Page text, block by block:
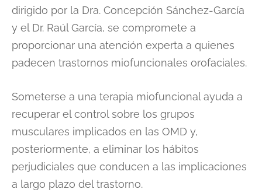
dirigido por la Dra. Concepción Sánchez-García
y el Dr. Raúl García, se compromete a
proporcionar una atención experta a quienes
padecen trastornos miofuncionales orofaciales.
Someterse a una terapia miofuncional ayuda a
recuperar el control sobre los grupos
musculares implicados en las OMD y,
posteriormente, a eliminar los hábitos
perjudiciales que conducen a las implicaciones
a largo plazo del trastorno.